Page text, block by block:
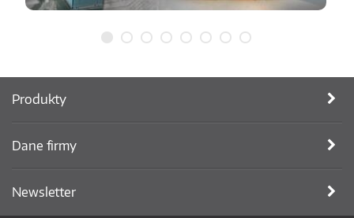
Produkty
Dane firmy
Newsletter